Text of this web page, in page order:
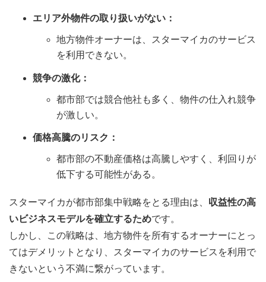
エリア外物件の取り扱いがない：
地方物件オーナーは、スターマイカのサービス
を利用できない。
競争の激化：
都市部では競合他社も多く、物件の仕入れ競争
が激しい。
価格高騰のリスク：
都市部の不動産価格は高騰しやすく、利回りが
低下する可能性がある。
スターマイカが都市部集中戦略をとる理由は、 収益性の高
いビジネスモデルを確立するためです。
しかし、この戦略は、地方物件を所有するオーナーにとっ
てはデメリットとなり、スターマイカのサービスを利用で
きないという不満に繋がっています。